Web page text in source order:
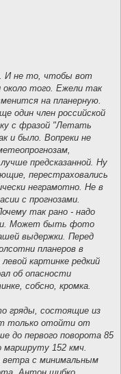
И не то, чтобы вот
около того. Ежели так
на планерную.
один член российской
с фразой "Летать
и было. Вопреки не
предсказанной. Ну
перестраховались
неграмотно. Не в
с прогнозами.
так рано - надо
Может быть фото
выдержки. Перед
планеров в
картинке редкий
об опасности
собсно, кромка.
гряды, состоящие из
только отойти от
до первого поворота 85
маршруту 152 кмч.
ветра с минимальным